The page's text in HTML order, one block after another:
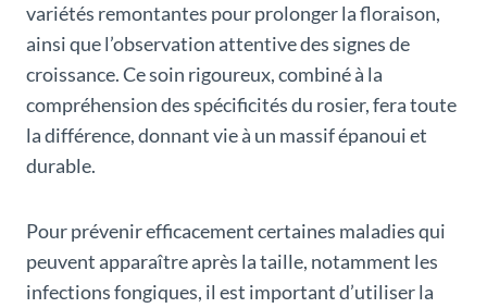
variétés remontantes pour prolonger la floraison,
ainsi que l’observation attentive des signes de
croissance. Ce soin rigoureux, combiné à la
compréhension des spécificités du rosier, fera toute
la différence, donnant vie à un massif épanoui et
durable.
Pour prévenir efficacement certaines maladies qui
peuvent apparaître après la taille, notamment les
infections fongiques, il est important d’utiliser la